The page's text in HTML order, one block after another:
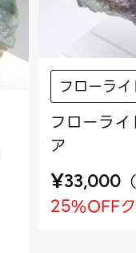
フローラ
フローラ
ア
¥33,000 （
25%OFF